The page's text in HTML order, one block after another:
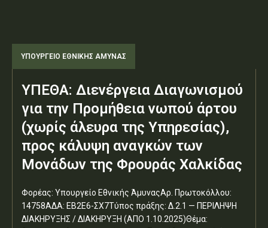
ΥΠΟΥΡΓΕΊΟ ΕΘΝΙΚΉΣ ΆΜΥΝΑΣ
ΥΠΕΘΑ: Διενέργεια Διαγωνισμού
για την Προμήθεια νωπού άρτου
(χωρίς άλευρα της Υπηρεσίας),
προς κάλυψη αναγκών των
Μονάδων της Φρουράς Χαλκίδας
Φορέας: Υπουργείο Εθνικής ΆμυναςΑρ. Πρωτοκόλλου:
14758ΑΔΑ: ΕΒ2Ε6-ΣΧ7Τύπος πράξης: Δ.2.1 — ΠΕΡΙΛΗΨΗ
ΔΙΑΚΗΡΥΞΗΣ / ΔΙΑΚΗΡΥΞΗ (ΑΠΟ 1.10.2025)Θέμα: